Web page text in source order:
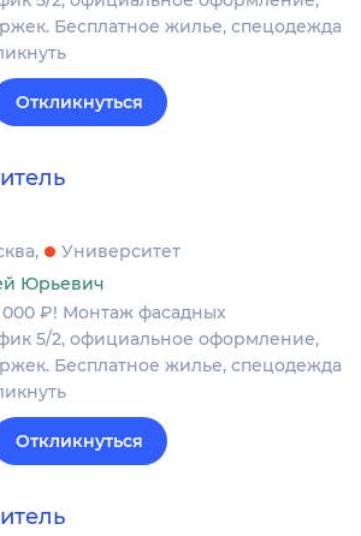
Бесплатное жилье, спецодежда
Откликнуться
Университет
Юрьевич
000 ₽! Монтаж фасадных
5/2, официальное оформление,
Бесплатное жилье, спецодежда
Откликнуться